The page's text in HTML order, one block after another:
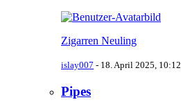
Zigarren Neuling
islay007 - 18. April 2025, 10:12
Pipes